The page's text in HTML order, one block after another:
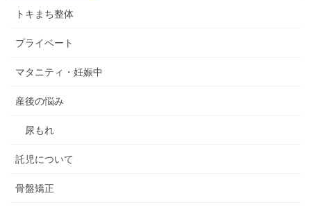
トキまち整体
プライベート
マタニティ・妊娠中
産後の悩み
尿もれ
託児について
骨盤矯正